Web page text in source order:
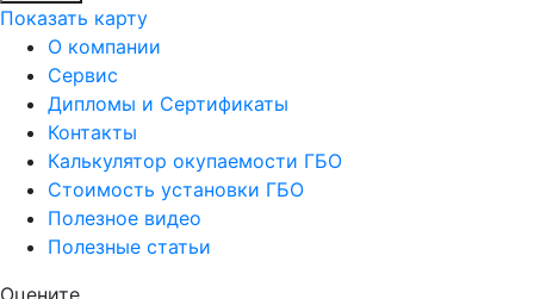
Показать карту
О компании
Сервис
Дипломы и Сертификаты
Контакты
Калькулятор окупаемости ГБО
Стоимость установки ГБО
Полезное видео
Полезные статьи
Оцените